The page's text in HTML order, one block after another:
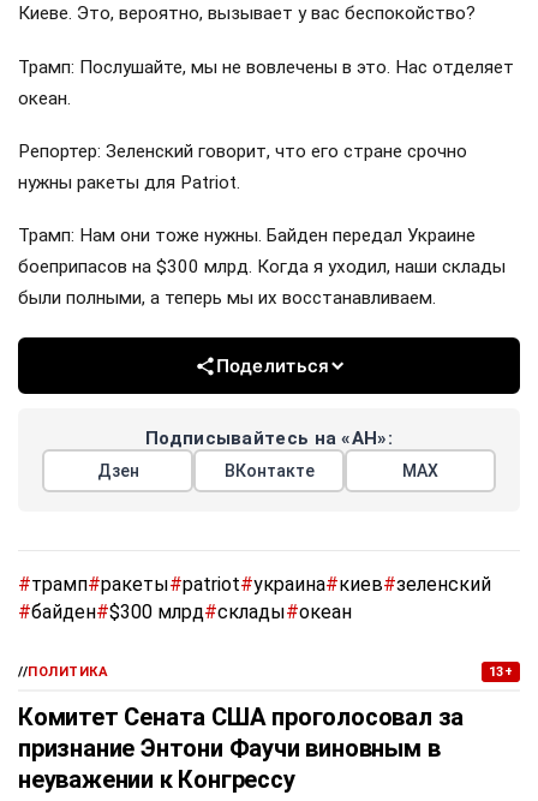
Киеве. Это, вероятно, вызывает у вас беспокойство?
Трамп: Послушайте, мы не вовлечены в это. Нас отделяет
океан.
Репортер: Зеленский говорит, что его стране срочно
нужны ракеты для Patriot.
Трамп: Нам они тоже нужны. Байден передал Украине
боеприпасов на $300 млрд. Когда я уходил, наши склады
были полными, а теперь мы их восстанавливаем.
Поделиться
Подписывайтесь на «АН»:
Дзен ВКонтакте МАХ
#трамп#ракеты#patriot#украина#киев#зеленский
#байден#$300 млрд#склады#океан
//ПОЛИТИКА 13+
Комитет Сената США проголосовал за
признание Энтони Фаучи виновным в
неуважении к Конгрессу